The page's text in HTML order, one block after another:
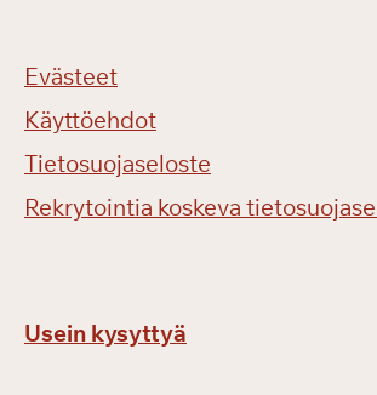
Evästeet
Käyttöehdot
Tietosuojaseloste
Rekrytointia koskeva
Usein kysyttyä